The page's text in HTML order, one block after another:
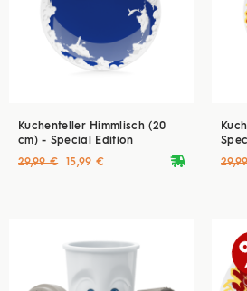
Kuchenteller Himmlisch (20
cm) - Special Edition
deliveryvan
29,99 € 15,99 €